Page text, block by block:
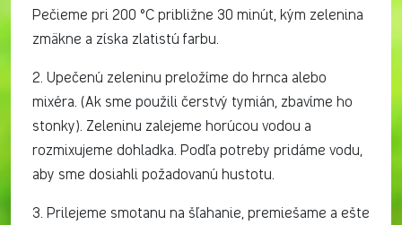
Pečieme pri 200 °C približne 30 minút, kým zelenina
zmäkne a získa zlatistú farbu.
2. Upečenú zeleninu preložíme do hrnca alebo
mixéra. (Ak sme použili čerstvý tymián, zbavíme ho
stonky). Zeleninu zalejeme horúcou vodou a
rozmixujeme dohladka. Podľa potreby pridáme vodu,
aby sme dosiahli požadovanú hustotu.
3. Prilejeme smotanu na šľahanie, premiešame a ešte